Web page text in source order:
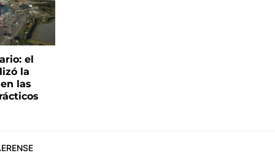
el
la
las